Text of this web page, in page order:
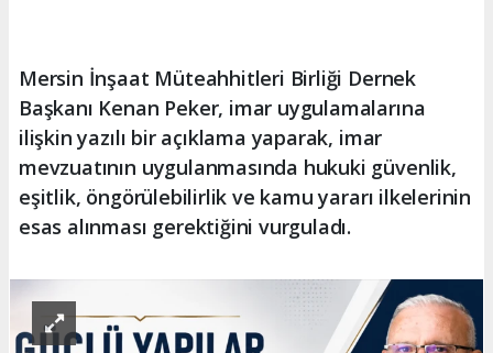
Mersin İnşaat Müteahhitleri Birliği Dernek
Başkanı Kenan Peker, imar uygulamalarına
ilişkin yazılı bir açıklama yaparak, imar
mevzuatının uygulanmasında hukuki güvenlik,
eşitlik, öngörülebilirlik ve kamu yararı ilkelerinin
esas alınması gerektiğini vurguladı.